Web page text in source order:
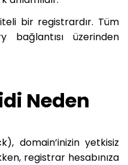
bir registrardır. Tüm
bağlantısı üzerinden
Neden
domain’inizin yetkisiz
registrar hesabınıza